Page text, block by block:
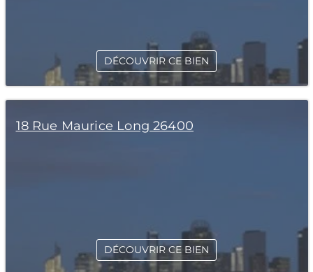
DÉCOUVRIR CE BIEN
18 Rue Maurice Long 26400
DÉCOUVRIR CE BIEN